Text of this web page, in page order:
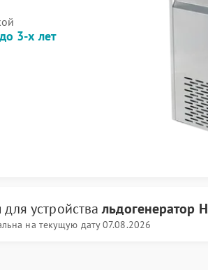
до 3-х лет
для устройствальдогенератор
на текущую дату 07.08.2026